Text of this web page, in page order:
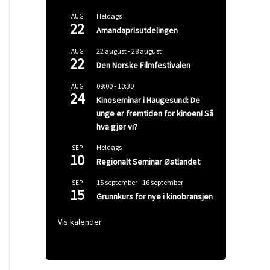
AUG
22
Heldags
Amandaprisutdelingen
AUG
22
22 august-28 august
Den Norske Filmfestivalen
AUG
24
09:00- 10:30
Kinoseminar i Haugesund: De
unge er fremtiden for kinoen! Så
hva gjør vi?
SEP
10
Heldags
Regionalt Seminar Østlandet
SEP
15
15 september- 16 september
Grunnkurs for nye i kinobransjen
Vis kalender